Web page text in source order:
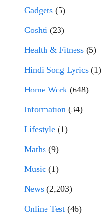
Gadgets (5)
Goshti (23)
Health & Fitness (5)
Hindi Song Lyrics (1)
Home Work (648)
Information (34)
Lifestyle (1)
Maths (9)
Music (1)
News (2,203)
Online Test (46)